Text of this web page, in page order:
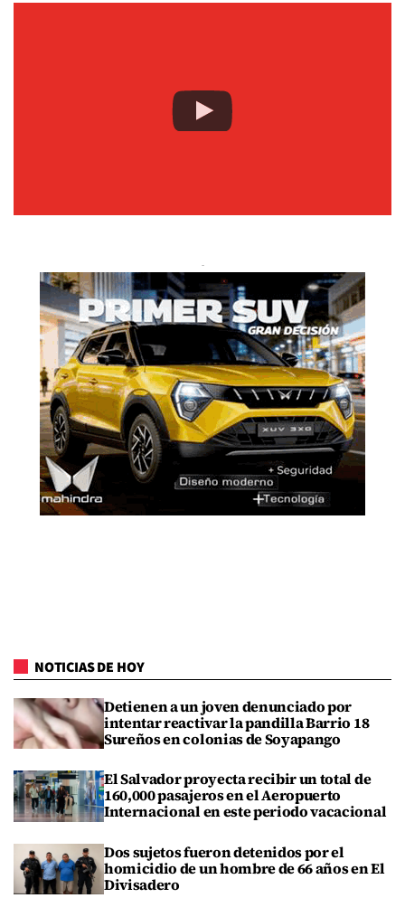
NOTICIAS DE HOY
Detienen a un joven denunciado por
intentar reactivar la pandilla Barrio 18
Sureños en colonias de Soyapango
El Salvador proyecta recibir un total de
160,000 pasajeros en el Aeropuerto
Internacional en este periodo vacacional
Dos sujetos fueron detenidos por el
homicidio de un hombre de 66 años en El
Divisadero